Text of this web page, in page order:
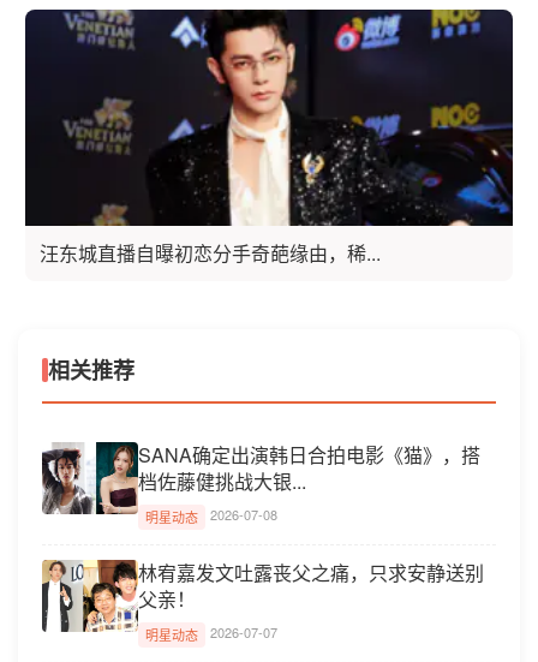
汪东城直播自曝初恋分手奇葩缘由，稀...
相关推荐
SANA确定出演韩日合拍电影《猫》，搭
档佐藤健挑战大银...
明星动态 2026-07-08
林宥嘉发文吐露丧父之痛，只求安静送别
父亲！
明星动态 2026-07-07